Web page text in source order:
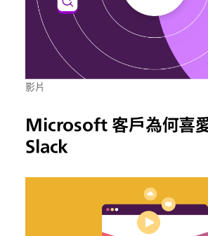
影片
Microsoft 客戶為何喜
Slack